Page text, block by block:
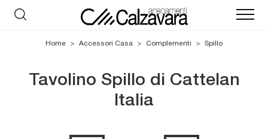
Home > Accessori Casa > Complementi > Spillo
Tavolino Spillo di Cattelan
Italia